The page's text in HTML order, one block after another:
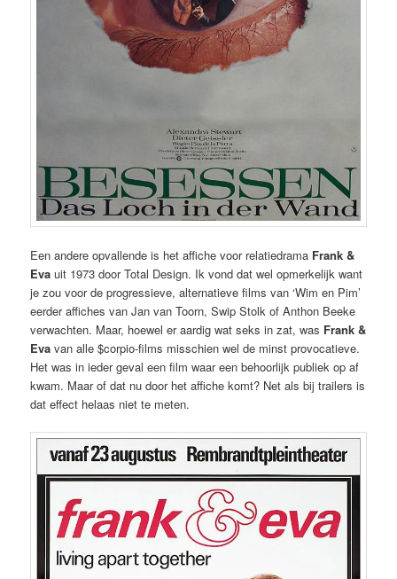
Een andere opvallende is het affiche voor relatiedrama Frank &
Eva uit 1973 door Total Design. Ik vond dat wel opmerkelijk want
je zou voor de progressieve, alternatieve films van ‘Wim en Pim’
eerder affiches van Jan van Toorn, Swip Stolk of Anthon Beeke
verwachten. Maar, hoewel er aardig wat seks in zat, was Frank &
Eva van alle $corpio-films misschien wel de minst provocatieve.
Het was in ieder geval een film waar een behoorlijk publiek op af
kwam. Maar of dat nu door het affiche komt? Net als bij trailers is
dat effect helaas niet te meten.